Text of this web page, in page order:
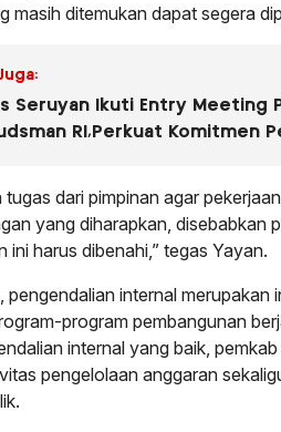
masih ditemukan dapat segera
Seruyan Ikuti Entry Meeting
RI,Perkuat Komitmen
dari pimpinan agar
yang diharapkan, disebabkan
ini harus dibenahi,” tegas Yayan.
pengendalian internal merupakan
program pembangunan
internal yang baik,
pengelolaan anggaran